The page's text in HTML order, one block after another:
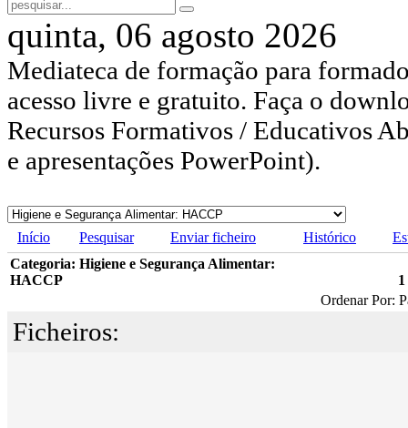
quinta, 06 agosto 2026
Mediateca de formação para
acesso livre e gratuito. Faça o
Recursos Formativos / Educativos
e apresentações PowerPoint).
Início Pesquisar Enviar ficheiro Histórico
Categoria: Higiene e Segurança Alimentar:
HACCP
1
Ordenar Por:
Ficheiros: